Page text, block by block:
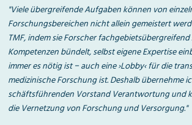
"Viele übergreifende Aufgaben können von
Forschungsbereichen nicht allein gemeistert
TMF, indem sie Forscher fachgebietsübergreifend
Kompetenzen bündelt, selbst eigene Expertise
immer es nötig ist − auch eine ›Lobby‹ für die
medizinische Forschung ist. Deshalb übernehme
schäftsführenden Vorstand Verantwortung und
die Vernetzung von Forschung und Versorgung."